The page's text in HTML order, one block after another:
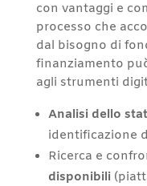
con vantaggi e
processo che
dal bisogno di
finanziamento
agli strumenti
Analisi dello
identificazione
Ricerca e
disponibili